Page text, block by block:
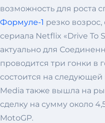
возможность для роста
Формуле-1 резко возрос,
сериала Netflix «Drive To
актуально для
проводится три гонки в
состоится на
Media также вышла на
сделку на сумму около
MotoGP.